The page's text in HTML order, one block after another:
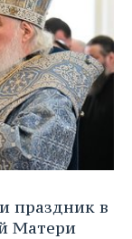
праздник в
Матери